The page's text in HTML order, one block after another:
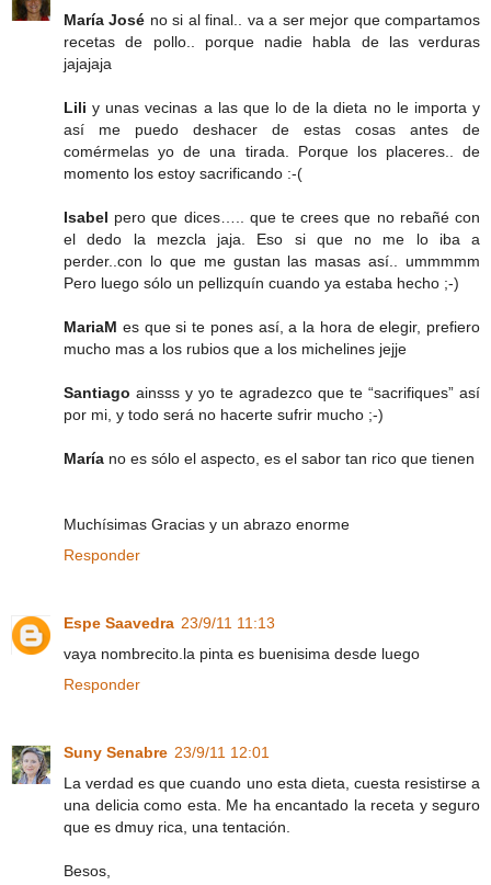
María José no si al final.. va a ser mejor que compartamos
recetas de pollo.. porque nadie habla de las verduras
jajajaja
Lili y unas vecinas a las que lo de la dieta no le importa y
así me puedo deshacer de estas cosas antes de
comérmelas yo de una tirada. Porque los placeres.. de
momento los estoy sacrificando :-(
Isabel pero que dices….. que te crees que no rebañé con
el dedo la mezcla jaja. Eso si que no me lo iba a
perder..con lo que me gustan las masas así.. ummmmm
Pero luego sólo un pellizquín cuando ya estaba hecho ;-)
MariaM es que si te pones así, a la hora de elegir, prefiero
mucho mas a los rubios que a los michelines jejje
Santiago ainsss y yo te agradezco que te “sacrifiques” así
por mi, y todo será no hacerte sufrir mucho ;-)
María no es sólo el aspecto, es el sabor tan rico que tienen
Muchísimas Gracias y un abrazo enorme
Responder
Espe Saavedra 23/9/11 11:13
vaya nombrecito.la pinta es buenisima desde luego
Responder
Suny Senabre 23/9/11 12:01
La verdad es que cuando uno esta dieta, cuesta resistirse a
una delicia como esta. Me ha encantado la receta y seguro
que es dmuy rica, una tentación.
Besos,